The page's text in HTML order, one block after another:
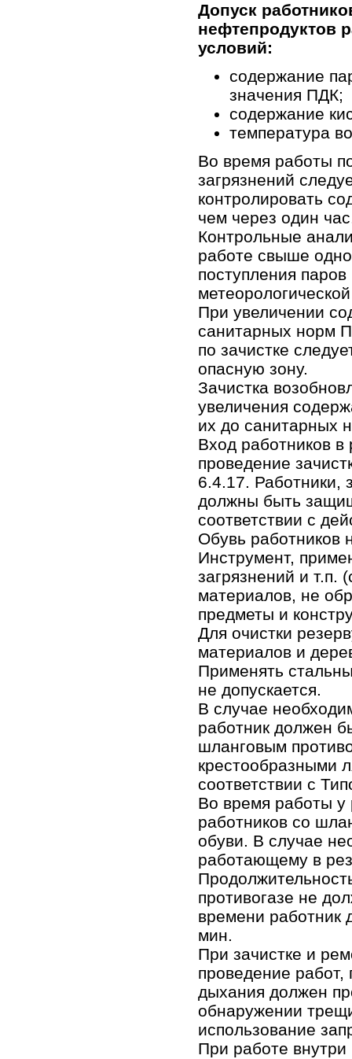
Допуск
нефтепродуктов
условий:
содержание
значения ПДК;
содержание
температура
Во время работы
загрязнений
контролировать
чем через один
Контрольные
работе свыше
поступления
При увеличении
санитарных норм
по зачистке
опасную зону.
Зачистка
увеличения
их до санитарных
Вход работников в
проведение
6.4.17. Работники,
должны быть
соответствии с
Обувь работников
Инструмент,
загрязнений и т.п.
материалов, не
предметы и
Для очистки
материалов и
Применять
не допускается.
В случае
работник должен
шланговым
крестообразными
соответствии с
Во время работы у
работников со
обуви. В случае
работающему в
противогазе не
времени работник
мин.
При зачистке и
проведение
дыхания должен
обнаружении
использование
При работе